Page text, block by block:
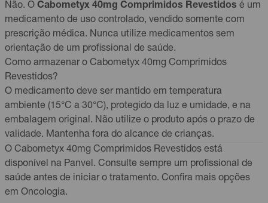
Não. O Cabometyx 40mg Comprimidos Revestidos é um
medicamento de uso controlado, vendido somente com
prescrição médica. Nunca utilize medicamentos sem
orientação de um profissional de saúde.
Como armazenar o Cabometyx 40mg Comprimidos
Revestidos?
O medicamento deve ser mantido em temperatura
ambiente (15°C a 30°C), protegido da luz e umidade, e na
embalagem original. Não utilize o produto após o prazo de
validade. Mantenha fora do alcance de crianças.
O Cabometyx 40mg Comprimidos Revestidos está
disponível na Panvel. Consulte sempre um profissional de
saúde antes de iniciar o tratamento. Confira mais opções
em Oncologia.